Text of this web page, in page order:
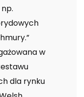
w
dla rynku